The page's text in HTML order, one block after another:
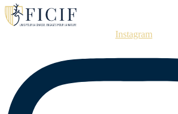
Instagram